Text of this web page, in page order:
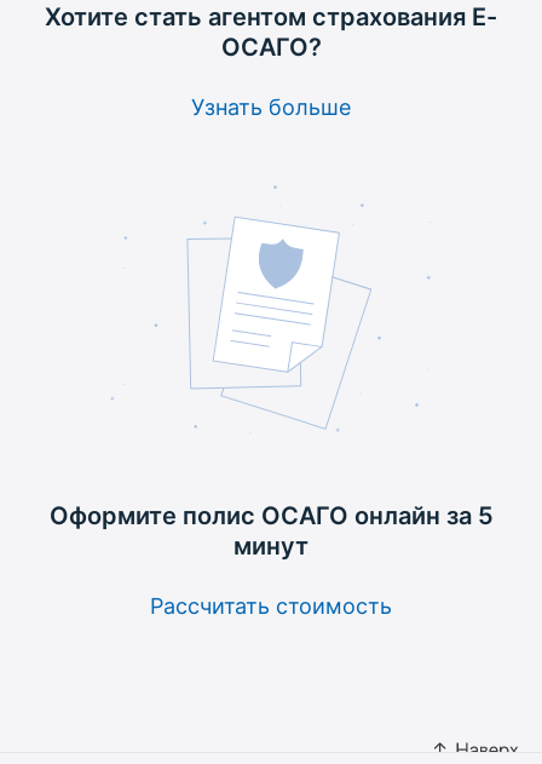
Хотите стать агентом страхования Е-
ОСАГО?
Узнать больше
Оформите полис ОСАГО онлайн за 5
минут
Рассчитать стоимость